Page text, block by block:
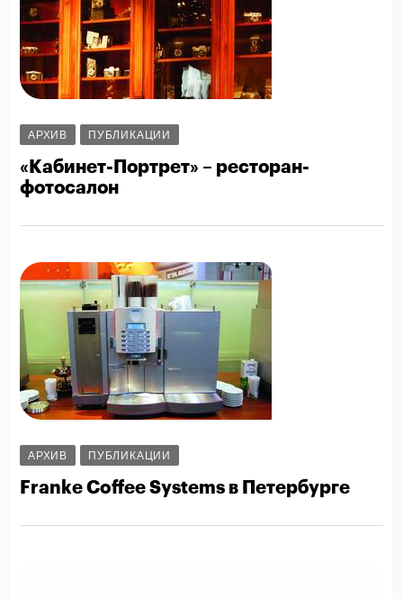
АРХИВ ПУБЛИКАЦИИ
«Кабинет-Портрет» – ресторан-
фотосалон
АРХИВ ПУБЛИКАЦИИ
Franke Coffee Systems в Петербурге